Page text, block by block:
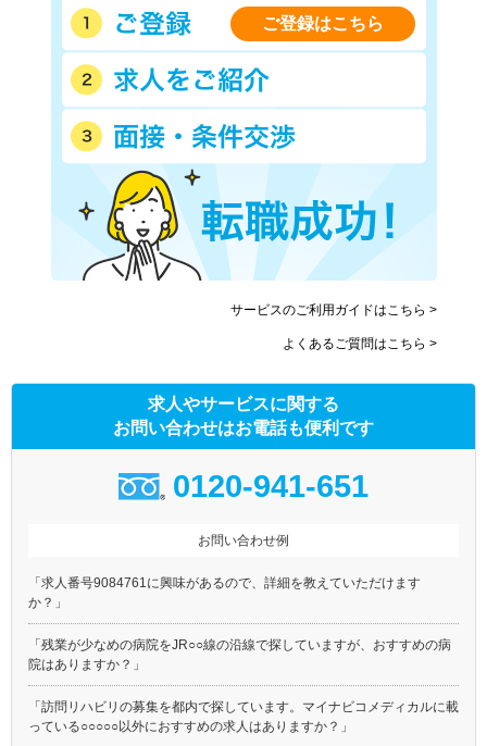
ご登録はこちら
サービスのご利用ガイドはこちら >
よくあるご質問はこちら >
求人やサービスに関する
お問い合わせはお電話も便利です
0120-941-651
お問い合わせ例
「求人番号9084761に興味があるので、詳細を教えていただけます
か？」
「残業が少なめの病院をJR○○線の沿線で探していますが、おすすめの病
院はありますか？」
「訪問リハビリの募集を都内で探しています。マイナビコメディカルに載
っている○○○○○以外におすすめの求人はありますか？」